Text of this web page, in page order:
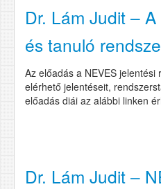
COVID-19
Tematikus anyagok
Adatlapok
GY.I.K.
Dr. Lám Judit –
és tanuló
Az előadás a NEVES jelentési
elérhető jelentéseit,
előadás diái az alábbi linken
Dr. Lám Judit –